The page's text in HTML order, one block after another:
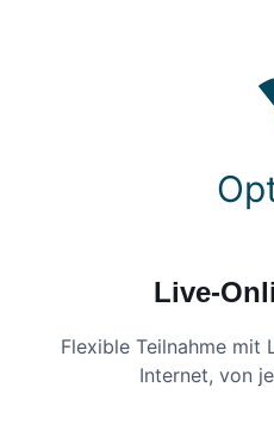
Live-
Flexible Teilnahme mit
Internet, von